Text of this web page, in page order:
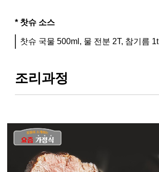
* 찻슈 소스
찻슈 국물 500ml, 물 전분 2T, 참기름 1t
조리과정